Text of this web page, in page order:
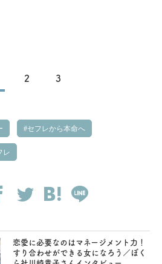
2 3
セフレから本命へ
レ
恋愛に必要なのはマネージメント力！
すり合わせができる女になろう／ぼく